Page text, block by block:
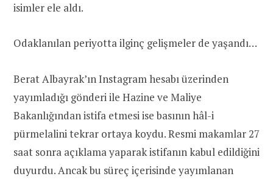
isimler ele aldı.
Odaklanılan periyotta ilginç gelişmeler de yaşandı…
Berat Albayrak’ın Instagram hesabı üzerinden
yayımladığı gönderi ile Hazine ve Maliye
Bakanlığından istifa etmesi ise basının hâl-i
pürmelalini tekrar ortaya koydu. Resmi makamlar 27
saat sonra açıklama yaparak istifanın kabul edildiğini
duyurdu. Ancak bu süreç içerisinde yayımlanan